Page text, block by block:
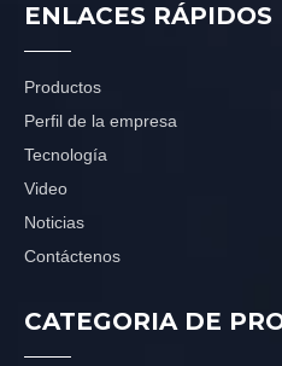
ENLACES RÁPIDOS
Productos
Perfil de la empresa
Tecnología
Video
Noticias
Contáctenos
CATEGORIA DE